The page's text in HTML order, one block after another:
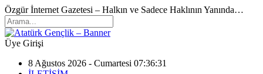
Özgür İnternet Gazetesi – Halkın ve Sadece Haklının Yanında…
Üye Girişi
8 Ağustos 2026 - Cumartesi 07:36:31